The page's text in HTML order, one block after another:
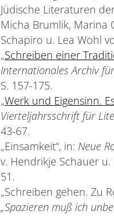
Jüdische Literaturen
Micha Brumlik, Marina
Schapiro u. Lea Wohl
„Schreiben einer
Internationales Archiv
S. 157-175.
„Werk und Eigensinn.
Vierteljahrsschrift für
43-67.
„Einsamkeit“, in: Neue
v. Hendrikje Schauer
51.
„Schreiben gehen. Zu
„Spazieren muß ich